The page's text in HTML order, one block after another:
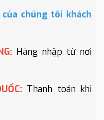
chúng tôi khách
Hàng nhập từ nơi
Thanh toán khi